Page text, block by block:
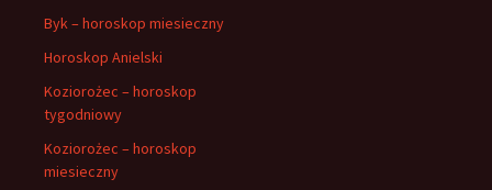
Byk – horoskop miesieczny
Horoskop Anielski
Koziorożec – horoskop
tygodniowy
Koziorożec – horoskop
miesieczny